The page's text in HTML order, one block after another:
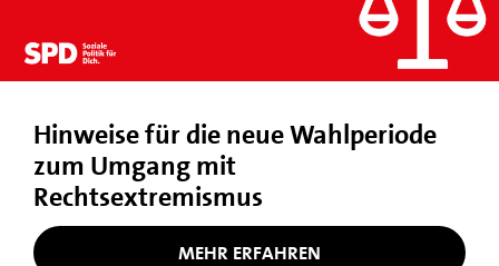
Hinweise für die neue Wahlperiode
zum Umgang mit
Rechtsextremismus
MEHR ERFAHREN